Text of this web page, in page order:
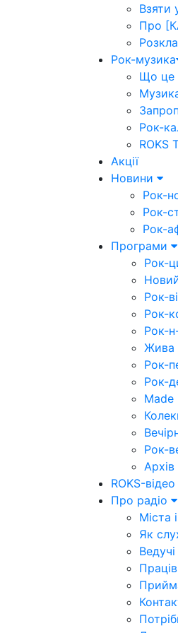
Взяти
Про
Рок-музика
Що це
Рок-
ROKS
Акції
Новини
Рок-
Рок-
Рок-
Програми
Рок-
Рок-
Рок-
Рок-
Жива
Рок-
Рок-
Made
Рок-
ROKS-відео
Про радіо
Міста
Як